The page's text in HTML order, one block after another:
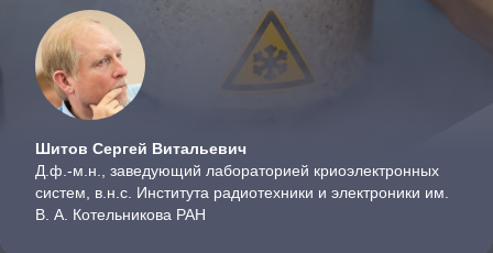
Шитов Сергей Витальевич
Д.ф.-м.н., заведующий лабораторией криоэлектронных
систем, в.н.с. Института радиотехники и электроники им.
В. А. Котельникова РАН